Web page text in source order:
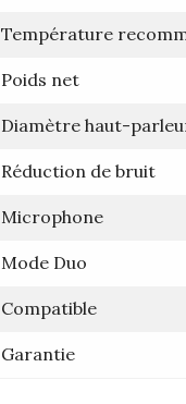
Température
Poids net
Diamètre haut-
Réduction de bruit
Microphone
Mode Duo
Compatible
Garantie